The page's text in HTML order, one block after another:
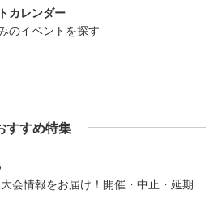
カレンダー
のイベントを探す
すすめ特集
会情報をお届け！開催・中止・延期